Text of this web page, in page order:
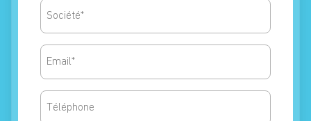
Nomsociete
Email
Telephone